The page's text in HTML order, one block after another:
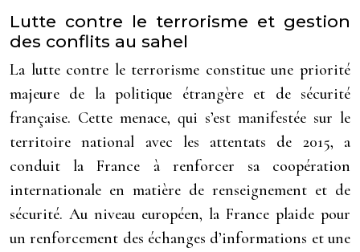
Lutte contre le terrorisme et gestion
des conflits au sahel
La lutte contre le terrorisme constitue une priorité
majeure de la politique étrangère et de sécurité
française. Cette menace, qui s’est manifestée sur le
territoire national avec les attentats de 2015, a
conduit la France à renforcer sa coopération
internationale en matière de renseignement et de
sécurité. Au niveau européen, la France plaide pour
un renforcement des échanges d’informations et une